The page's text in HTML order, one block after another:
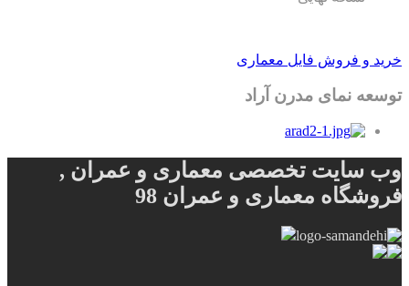
خرید و فروش فایل معماری
توسعه نمای مدرن آراد
وب سایت تخصصی معماری و عمران ,
فروشگاه معماری و عمران 98